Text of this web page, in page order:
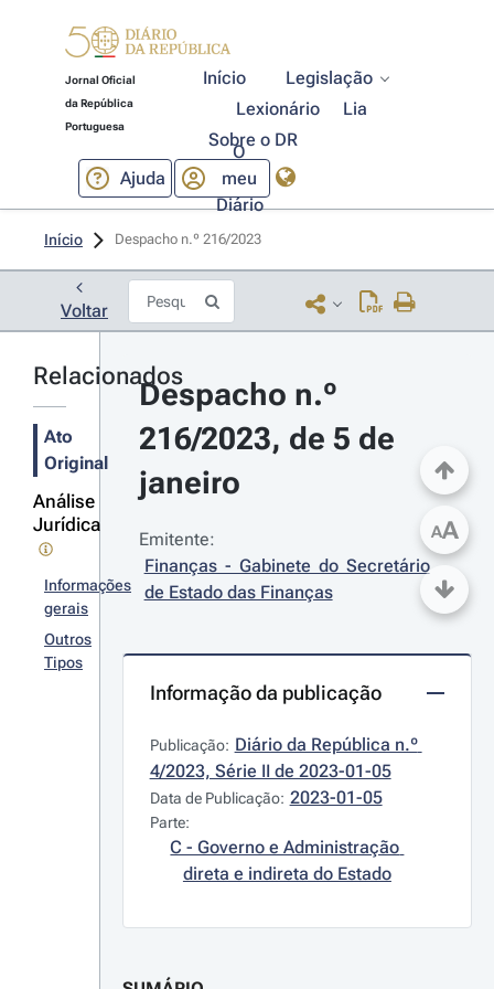
Jornal Oficial
da República
Portuguesa
Início
Legislação
Lexionário
Lia
Sobre o DR
Ajuda
O
meu
Diário
Início Despacho n.º 216/2023
Voltar
Relacionados
Ato
Original
Análise
Jurídica
Informações
gerais
Outros
Tipos
Despacho n.º
216/2023, de 5 de
janeiro
Emitente:
Finanças - Gabinete do Secretário
de Estado das Finanças
Informação da publicação
Publicação: Diário da República n.º
4/2023, Série II de 2023-01-05
Data de Publicação: 2023-01-05
Parte:
C - Governo e Administração
direta e indireta do Estado
AA